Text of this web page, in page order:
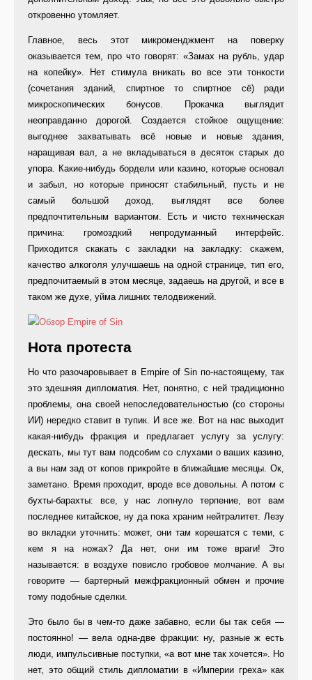
откровенно утомляет.
Главное, весь этот микроменджмент на поверку
оказывается тем, про что говорят: «Замах на рубль, удар
на копейку». Нет стимула вникать во все эти тонкости
(сочетания зданий, спиртное то спиртное сё) ради
микроскопических бонусов. Прокачка выглядит
неоправданно дорогой. Создается стойкое ощущение:
выгоднее захватывать всё новые и новые здания,
наращивая вал, а не вкладываться в десяток старых до
упора. Какие-нибудь бордели или казино, которые основал
и забыл, но которые приносят стабильный, пусть и не
самый большой доход, выглядят все более
предпочтительным вариантом. Есть и чисто техническая
причина: громоздкий непродуманный интерфейс.
Приходится скакать с закладки на закладку: скажем,
качество алкоголя улучшаешь на одной странице, тип его,
предпочитаемый в этом месяце, задаешь на другой, и все в
таком же духе, уйма лишних телодвижений.
Нота протеста
Но что разочаровывает в Empire of Sin по-настоящему, так
это здешняя дипломатия. Нет, понятно, с ней традиционно
проблемы, она своей непоследовательностью (со стороны
ИИ) нередко ставит в тупик. И все же. Вот на нас выходит
какая-нибудь фракция и предлагает услугу за услугу:
дескать, мы тут вам подсобим со слухами о ваших казино,
а вы нам зад от копов прикройте в ближайшие месяцы. Ок,
заметано. Время проходит, вроде все довольны. А потом с
бухты-барахты: все, у нас лопнуло терпение, вот вам
последнее китайское, ну да пока храним нейтралитет. Лезу
во вкладки уточнить: может, они там корешатся с теми, с
кем я на ножах? Да нет, они им тоже враги! Это
называется: в воздухе повисло гробовое молчание. А вы
говорите — бартерный межфракционный обмен и прочие
тому подобные сделки.
Это было бы в чем-то даже забавно, если бы так себя —
постоянно! — вела одна-две фракции: ну, разные ж есть
люди, импульсивные поступки, «а вот мне так хочется». Но
нет, это общий стиль дипломатии в «Империи греха» как